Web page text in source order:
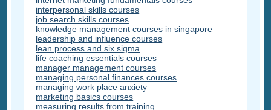
interpersonal skills courses
job search skills courses
knowledge management courses in singapore
leadership and influence courses
lean process and six sigma
life coaching essentials courses
manager management courses
managing personal finances courses
managing work place anxiety
marketing basics courses
measuring results from training